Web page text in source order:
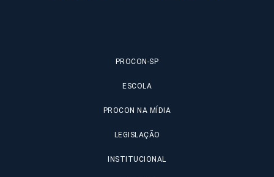
PROCON-SP
ESCOLA
PROCON NA MÍDIA
LEGISLAÇÃO
INSTITUCIONAL